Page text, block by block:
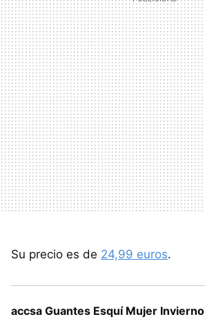
Su precio es de 24,99 euros.
accsa Guantes Esquí Mujer Invierno